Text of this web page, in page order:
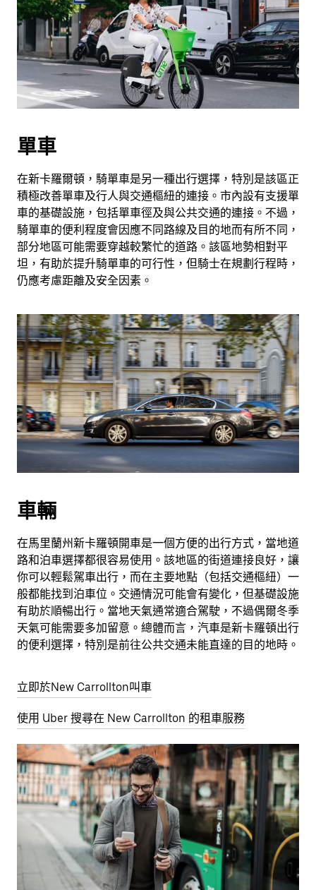
單車
在新卡羅爾頓，騎單車是另一種出行選擇，特別是該區正
積極改善單車及行人與交通樞紐的連接。市內設有支援單
車的基礎設施，包括單車徑及與公共交通的連接。不過，
騎單車的便利程度會因應不同路線及目的地而有所不同，
部分地區可能需要穿越較繁忙的道路。該區地勢相對平
坦，有助於提升騎單車的可行性，但騎士在規劃行程時，
仍應考慮距離及安全因素。
車輛
在馬里蘭州新卡羅頓開車是一個方便的出行方式，當地道
路和泊車選擇都很容易使用。該地區的街道連接良好，讓
你可以輕鬆駕車出行，而在主要地點（包括交通樞紐）一
般都能找到泊車位。交通情況可能會有變化，但基礎設施
有助於順暢出行。當地天氣通常適合駕駛，不過偶爾冬季
天氣可能需要多加留意。總體而言，汽車是新卡羅頓出行
的便利選擇，特別是前往公共交通未能直達的目的地時。
立即於New Carrollton叫車
使用 Uber 搜尋在 New Carrollton 的租車服務